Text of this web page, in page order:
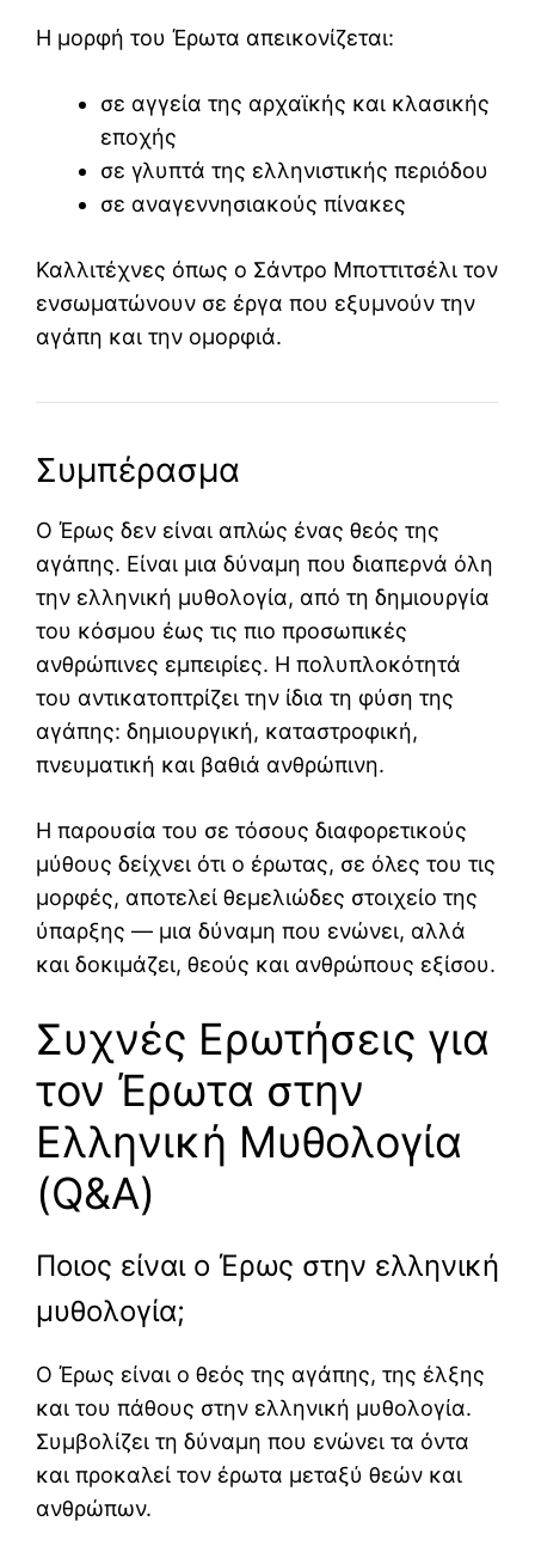
Η μορφή του Έρωτα απεικονίζεται:
σε αγγεία της αρχαϊκής και κλασικής
εποχής
σε γλυπτά της ελληνιστικής περιόδου
σε αναγεννησιακούς πίνακες
Καλλιτέχνες όπως ο Σάντρο Μποττιτσέλι τον
ενσωματώνουν σε έργα που εξυμνούν την
αγάπη και την ομορφιά.
Συμπέρασμα
Ο Έρως δεν είναι απλώς ένας θεός της
αγάπης. Είναι μια δύναμη που διαπερνά όλη
την ελληνική μυθολογία, από τη δημιουργία
του κόσμου έως τις πιο προσωπικές
ανθρώπινες εμπειρίες. Η πολυπλοκότητά
του αντικατοπτρίζει την ίδια τη φύση της
αγάπης: δημιουργική, καταστροφική,
πνευματική και βαθιά ανθρώπινη.
Η παρουσία του σε τόσους διαφορετικούς
μύθους δείχνει ότι ο έρωτας, σε όλες του τις
μορφές, αποτελεί θεμελιώδες στοιχείο της
ύπαρξης — μια δύναμη που ενώνει, αλλά
και δοκιμάζει, θεούς και ανθρώπους εξίσου.
Συχνές Ερωτήσεις για
τον Έρωτα στην
Ελληνική Μυθολογία
(Q&A)
Ποιος είναι ο Έρως στην ελληνική
μυθολογία;
Ο Έρως είναι ο θεός της αγάπης, της έλξης
και του πάθους στην ελληνική μυθολογία.
Συμβολίζει τη δύναμη που ενώνει τα όντα
και προκαλεί τον έρωτα μεταξύ θεών και
ανθρώπων.